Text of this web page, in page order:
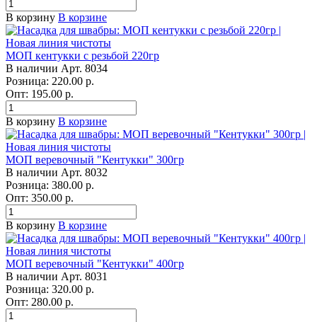
В корзину В корзине
МОП кентукки с резьбой 220гр
В наличии Арт. 8034
Розница: 220.00 р.
Опт: 195.00 р.
В корзину В корзине
МОП веревочный "Кентукки" 300гр
В наличии Арт. 8032
Розница: 380.00 р.
Опт: 350.00 р.
В корзину В корзине
МОП веревочный "Кентукки" 400гр
В наличии Арт. 8031
Розница: 320.00 р.
Опт: 280.00 р.